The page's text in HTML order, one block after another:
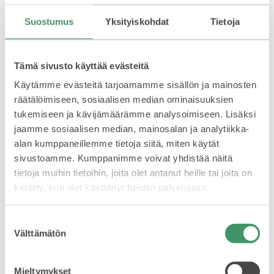
Suostumus Yksityiskohdat Tietoja
Tämä sivusto käyttää evästeitä
Käytämme evästeitä tarjoamamme sisällön ja mainosten
räätälöimiseen, sosiaalisen median ominaisuuksien
tukemiseen ja kävijämäärämme analysoimiseen. Lisäksi
jaamme sosiaalisen median, mainosalan ja analytiikka-
alan kumppaneillemme tietoja siitä, miten käytät
sivustoamme. Kumppanimme voivat yhdistää näitä
tietoja muihin tietoihin, joita olet antanut heille tai joita on
kerätty, kun olet käyttänyt heidän palvelujaan.
valinta
Välttämätön
Mieltymykset
KLASSIKOT
kaikki asiakkaan kirjaamat lisähuomautukset ja lisäpalvelut
tallentuvat ajanvaraukselle. Verkkopalvelu on myös
käytössä 24/7. Asiakkaat pitävät siitä, että kaikki
hintatiedot ovat nähtävillä ja että he voivat itse valita niin
haluamansa lisäpalvelut kuin huollon ajankohdan.
Asiakastyytyväisyys on kehittynyt hyvään suuntaan, mikä
varmasti on osaltaan verkkovarauksen ansiota”, Hahtola
tuumii.
Toimii loistavasti
helmikuun alusta 2019. ”Järjestelmä toimii loistavasti. Se
tekee työmääräyksen suoraan korjaamojärjestelmään ja
kaikki asiakkaan toiveet tulee huomioitua lisäpalveluja